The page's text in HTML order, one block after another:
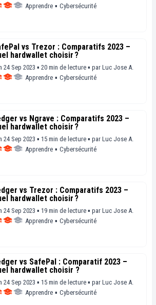
Apprendre ▪ Cybersécurité
vs Trezor : Comparatifs 2023 –
hardwallet choisir ?
24 Sep 2023 ▪ 20 min de lecture ▪ par Luc Jose A.
Apprendre ▪ Cybersécurité
vs Ngrave : Comparatifs 2023 –
hardwallet choisir ?
24 Sep 2023 ▪ 15 min de lecture ▪ par Luc Jose A.
Apprendre ▪ Cybersécurité
vs Trezor : Comparatifs 2023 –
hardwallet choisir ?
24 Sep 2023 ▪ 19 min de lecture ▪ par Luc Jose A.
Apprendre ▪ Cybersécurité
vs SafePal : Comparatif 2023 –
hardwallet choisir ?
24 Sep 2023 ▪ 15 min de lecture ▪ par Luc Jose A.
Apprendre ▪ Cybersécurité